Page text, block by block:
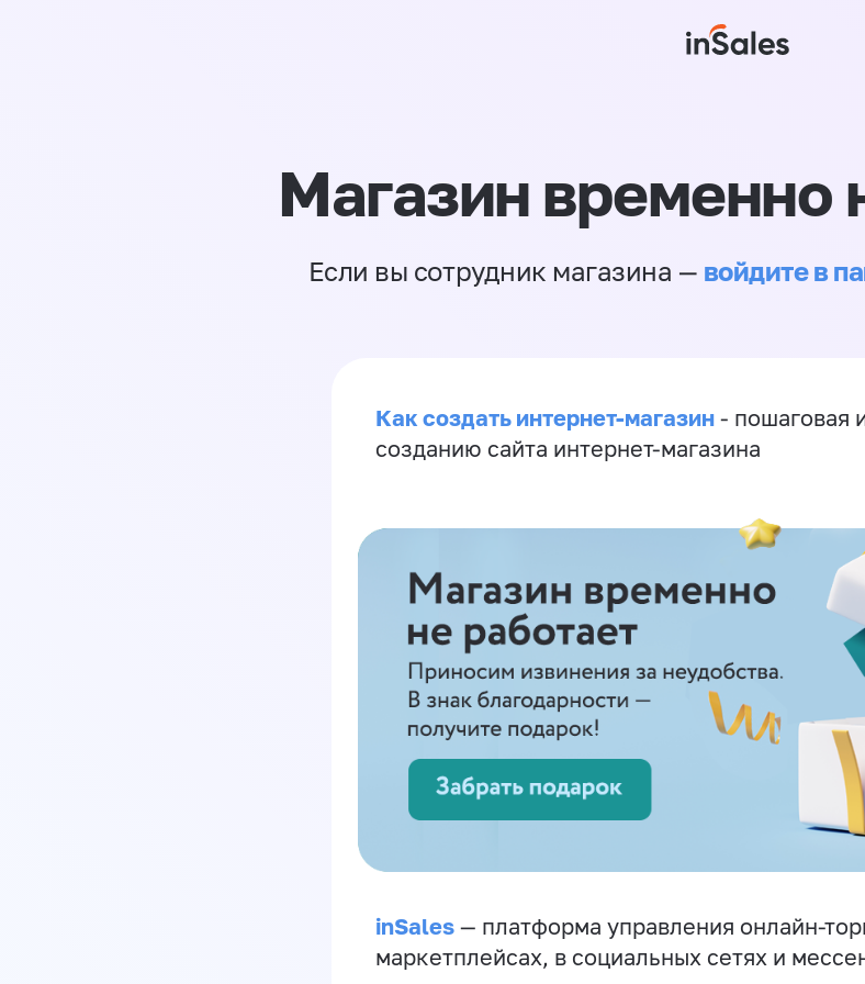
Магазин временно
Если вы сотрудник магазина — войдите в
Как создать интернет-магазин - пошаговая
созданию сайта интернет-магазина
inSales — платформа управления онлайн-
маркетплейсах, в социальных сетях и